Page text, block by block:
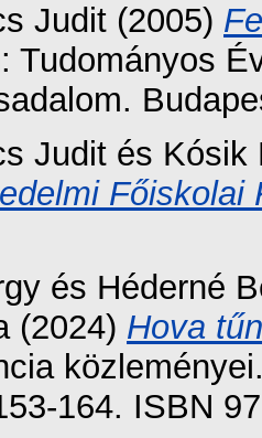
Judit (2005)
Tudományos
Judit és Kósik
Főiskolai
és Héderné
(2024) Hova
164. ISBN